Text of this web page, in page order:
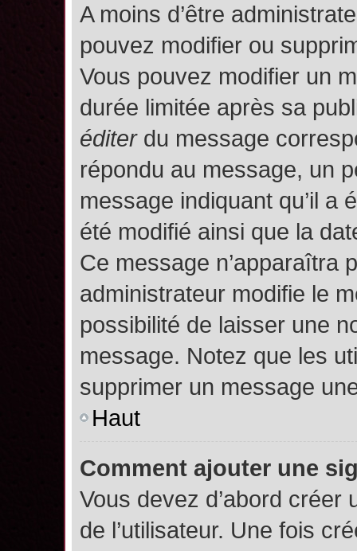
A moins d’être
pouvez modifier ou
Vous pouvez modifier un
durée limitée après sa
éditerdu message
répondu au message, un
message indiquant qu’il a
été modifié ainsi que la
Ce message n’apparaîtra
administrateur modifie le
possibilité de laisser une
message. Notez que les
supprimer un message
Haut
Comment ajouter une
Vous devez d’abord
de l’utilisateur. Une fois